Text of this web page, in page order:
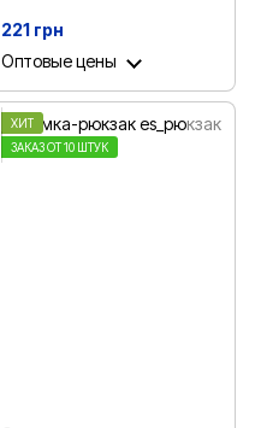
221 грн
Оптовые цены
ХИТ
ЗАКАЗ ОТ 10 ШТУК